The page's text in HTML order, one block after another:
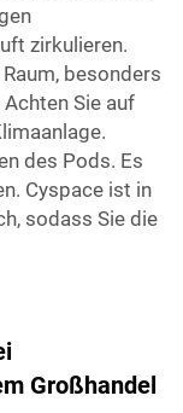
zirkulieren.
besonders
Sie auf
des Pods. Es
Cyspace ist in
sodass Sie die
Großhandel